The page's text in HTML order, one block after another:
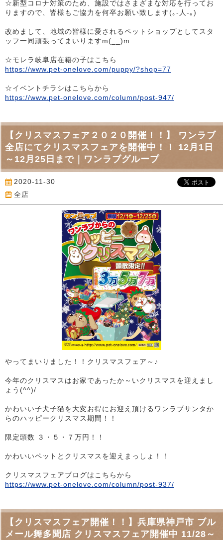
☆新型コロナ対策のため、施設ではさまざまな対応を行ってお
りますので、皆様もご協力を何卒お願い致します(｡-人-｡)
改めまして、地域の皆様に愛されるペットショップとしてスタ
ッフ一同頑張ってまいりますm(__)m
☆モレラ岐阜店在籍の子はこちら
https://www.pet-onelove.com/puppy/?shop=77
☆イベントチラシはこちらから
https://www.pet-onelove.com/column/post-947/
【クリスマスフェア２０２０開催！！】 ワンラブ
全店にてクリスマスフェアを開催中！！ 12月1日
～12月25日まで｜ワンラブグループ
2020-11-30
全店
やってまいりました！！クリスマスフェア～♪
今年のクリスマスはお家であったか～いクリスマスを迎えまし
ょう(^^)/
かわいい子犬子猫を大変お得にお迎え頂けるワンラブサンタか
らのハッピークリスマス期間！！
限定頭数 ３・５・７万円！！
かわいいペットとクリスマスを迎えまっしょ！！
クリスマスフェアブログはこちらから
https://www.pet-onelove.com/column/post-937/
【クリスマスフェア開催！！】兵庫県神戸市 ブル
メール舞多聞店 クリスマスフェア開催中 11/28～